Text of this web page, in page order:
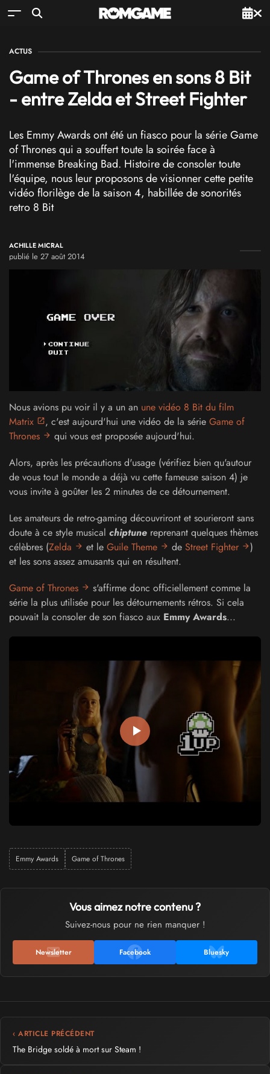
ACTUS
Game of Thrones en sons 8 Bit
- entre Zelda et Street Fighter
Les Emmy Awards ont été un fiasco pour la série Game
of Thrones qui a souffert toute la soirée face à
l'immense Breaking Bad. Histoire de consoler toute
l'équipe, nous leur proposons de visionner cette petite
vidéo florilège de la saison 4, habillée de sonorités
retro 8 Bit
ACHILLE MICRAL
publié le 27 août 2014
Nous avions pu voir il y a un an une vidéo 8 Bit du film
Matrix
, c'est aujourd'hui une vidéo de la série Game of
Thrones
qui vous est proposée aujourd'hui.
Alors, après les précautions d'usage (vérifiez bien qu'autour
de vous tout le monde a déjà vu cette fameuse saison 4) je
vous invite à goûter les 2 minutes de ce détournement.
Les amateurs de retro-gaming découvriront et sourieront sans
doute à ce style musical chiptune reprenant quelques thèmes
célèbres (Zelda et le Guile Theme de Street Fighter
)
et les sons assez amusants qui en résultent.
Game of Thrones
s'affirme donc officiellement comme la
série la plus utilisée pour les détournements rétros. Si cela
pouvait la consoler de son fiasco aux Emmy Awards...
Emmy Awards Game of Thrones
Vous aimez notre contenu ?
Suivez-nous pour ne rien manquer !
Newsletter Facebook Bluesky
‹ ARTICLE PRÉCÉDENT
The Bridge soldé à mort sur Steam !